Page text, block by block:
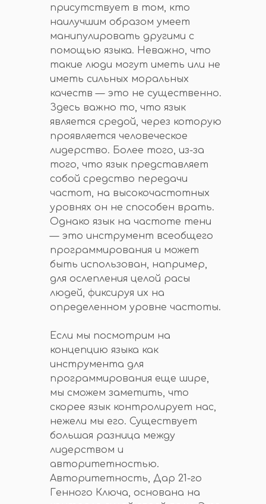
присутствует в том, кто
наилучшим образом умеет
манипулировать другими с
помощью языка. Неважно, что
такие люди могут иметь или не
иметь сильных моральных
качеств — это не существенно.
Здесь важно то, что язык
является средой, через которую
проявляется человеческое
лидерство. Более того, из-за
того, что язык представляет
собой средство передачи
частот, на высокочастотных
уровнях он не способен врать.
Однако язык на частоте тени
— это инструмент всеобщего
программирования и может
быть использован, например,
для ослепления целой расы
людей, фиксируя их на
определенном уровне частоты.
Если мы посмотрим на
концепцию языка как
инструмента для
программирования еще шире,
мы сможем заметить, что
скорее язык контролирует нас,
нежели мы его. Существует
большая разница между
лидерством и
авторитетностью.
Авторитетность, Дар 21-го
Генного Ключа, основана на